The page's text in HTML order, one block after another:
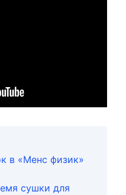
в «Менс физик»
сушки для